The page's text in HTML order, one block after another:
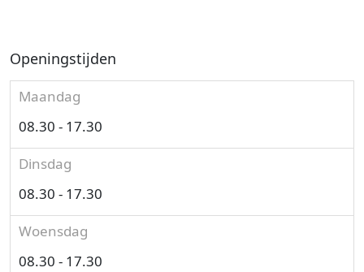
Openingstijden
Maandag
08.30 - 17.30
Dinsdag
08.30 - 17.30
Woensdag
08.30 - 17.30